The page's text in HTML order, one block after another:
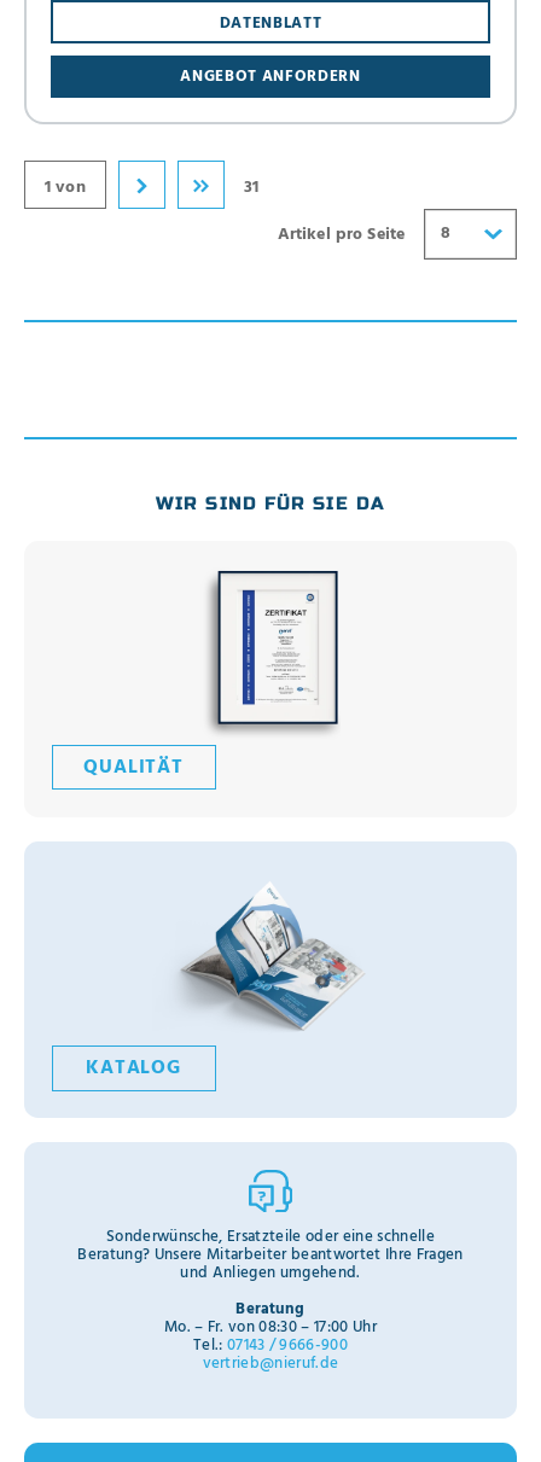
ANGEBOT ANFORDERN
DATENBLATT
1 von
31
Artikel pro Seite
8
16
WIR SIND FÜR SIE DA
QUALITÄT
KATALOG
Sonderwünsche, Ersatzteile oder eine schnelle
Beratung? Unsere Mitarbeiter beantwortet Ihre Fragen
und Anliegen umgehend.
Beratung
Mo. – Fr. von 08:30 – 17:00 Uhr
Tel.:07143 / 9666-900
vertrieb@nieruf.de